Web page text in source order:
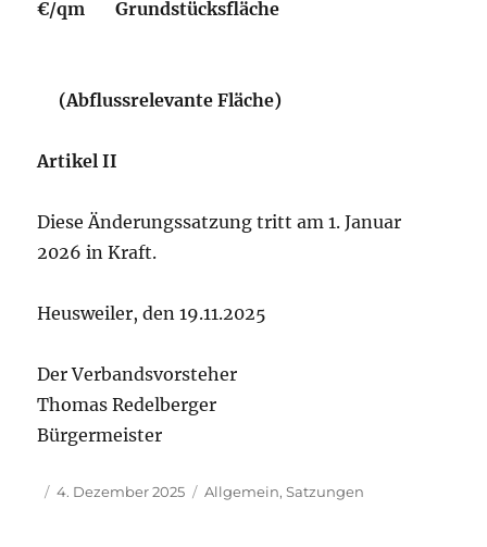
€/qm Grundstücksfläche
(Abflussrelevante Fläche)
Artikel II
Diese Änderungssatzung tritt am 1. Januar
2026 in Kraft.
Heusweiler, den 19.11.2025
Der Verbandsvorsteher
Thomas Redelberger
Bürgermeister
Autor
Veröffentlicht
4. Dezember 2025 Kategorien
Allgemein,Satzungen